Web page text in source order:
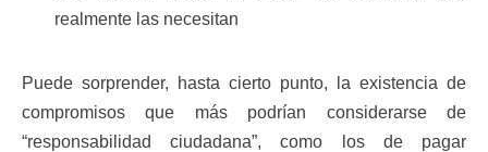
realmente las necesitan
Puede sorprender, hasta cierto punto, la existencia de
compromisos que más podrían considerarse de
“responsabilidad ciudadana”, como los de pagar